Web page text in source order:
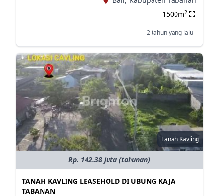
1500m2
2 tahun yang lalu
Tanah Kavling
Rp. 142.38 juta (tahunan)
TANAH KAVLING LEASEHOLD DI UBUNG KAJA
TABANAN